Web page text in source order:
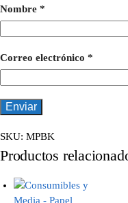
Nombre *
Correo electrónico *
SKU: MPBK
Productos